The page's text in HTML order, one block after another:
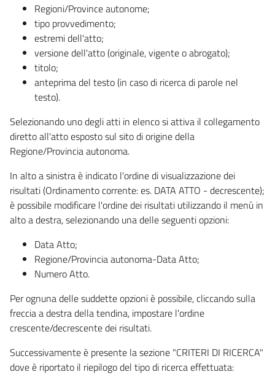
Regioni/Province autonome;
tipo provvedimento;
estremi dell'atto;
versione dell'atto (originale, vigente o abrogato);
titolo;
anteprima del testo (in caso di ricerca di parole nel
testo).
Selezionando uno degli atti in elenco si attiva il collegamento
diretto all'atto esposto sul sito di origine della
Regione/Provincia autonoma.
In alto a sinistra è indicato l'ordine di visualizzazione dei
risultati (Ordinamento corrente: es. DATA ATTO - decrescente);
è possibile modificare l'ordine dei risultati utilizzando il menù in
alto a destra, selezionando una delle seguenti opzioni:
Data Atto;
Regione/Provincia autonoma-Data Atto;
Numero Atto.
Per ognuna delle suddette opzioni è possibile, cliccando sulla
freccia a destra della tendina, impostare l'ordine
crescente/decrescente dei risultati.
Successivamente è presente la sezione "CRITERI DI RICERCA"
dove è riportato il riepilogo del tipo di ricerca effettuata: